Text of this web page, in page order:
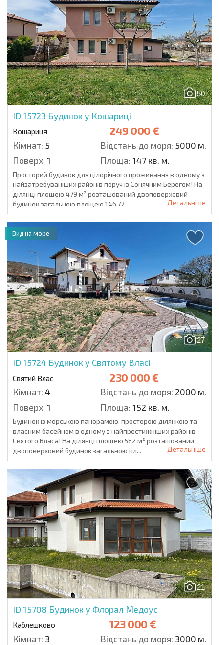
50
ID 15723 Будинок у Кошариці
Кошариця 249 000 €
Кімнат: 5 Відстань до моря: 5000 м.
Поверх: 1 Площа: 147 кв. м.
Просторий будинок для цілорічного проживання в одному з
найзатребуваніших районів поруч із Сонячним Берегом! На
ділянці площею 479 м² розташований двоповерховий
будинок загальною площею 146,72...
Детальніше
27
ID 15724 Будинок у Святому Власі
Святий Влас 230 000 €
Кімнат: 4 Відстань до моря: 2000 м.
Поверх: 1 Площа: 152 кв. м.
Вид на море
Будинок із морською панорамою, просторою ділянкою та
власним басейном в одному з найпрестижніших районів
Святого Власа! На ділянці площею 582 м² розташований
двоповерховий будинок загальною пл...
Детальніше
21
ID 15708 Будинок у Флорал Медоус
Каблешково 123 000 €
Кімнат: 3 Відстань до моря: 3000 м.